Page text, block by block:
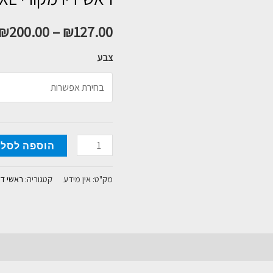
₪127.00
–
200.00
צבע
כמות
ראש
הוספה לסל
מק"ט:אין מידע קטגוריה: ראשי